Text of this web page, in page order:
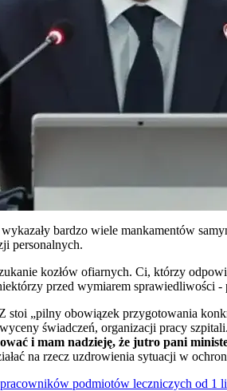
bardzo wiele mankamentów
personalnych.
kozłów ofiarnych. Ci, którzy
przed wymiarem sprawiedliwości -
stoi „pilny obowiązek przygotowania
świadczeń, organizacji pracy
i mam nadzieję, że jutro pani
na rzecz uzdrowienia sytuacji w
podmiotów leczniczych od 1